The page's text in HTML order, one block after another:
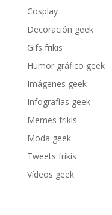
Cosplay
Decoración geek
Gifs frikis
Humor gráfico geek
Imágenes geek
Infografías geek
Memes frikis
Moda geek
Tweets frikis
Vídeos geek